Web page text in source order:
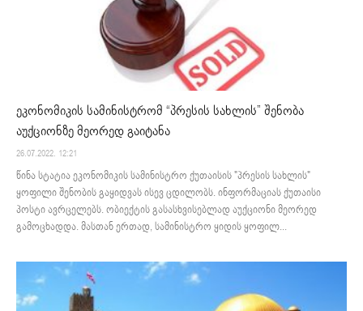
ეკონომიკის სამინისტრომ “პრესის სახლის” შენობა
აუქციონზე მეორედ გაიტანა
26.07.2022. 12:21
წინა სტატია ეკონომიკის სამინისტრო ქუთაისის "პრესის სახლის"
ყოფილი შენობის გაყიდვას ისევ ცდილობს. ინფორმაციას ქუთაისი
პოსტი ავრცელებს. ობიექტის გასასხვისებლად აუქციონი მეორედ
გამოცხადდა. მასთან ერთად, სამინისტრო ყიდის ყოფილ...